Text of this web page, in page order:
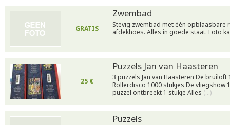
GRATIS
Zwembad
Stevig zwembad met één opblaasbare
afdekhoes. Alles in goede staat. Foto
25 €
Puzzels Jan van Haasteren
3 puzzels Jan van Haasteren De bruiloft
Rollerdisco 1000 stukjes De vliegshow
puzzel ontbreekt 1 stukje Alles (…)
Puzzels